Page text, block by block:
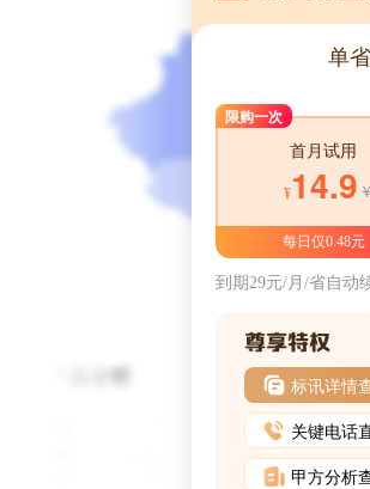
单
限购一次
首月试用
¥14.9
每日仅0.48元
到期29元/月/省自动
标讯详情
关键电话
甲方分析